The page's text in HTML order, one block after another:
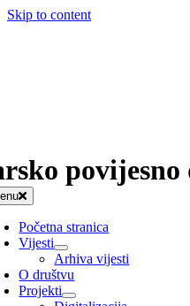
Skip to content
Početna stranica
Vijesti
Arhiva vijesti
O društvu
Projekti